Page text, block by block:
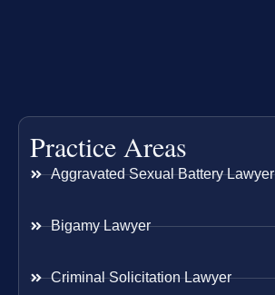
Practice Areas
Aggravated Sexual Battery Lawyer
Bigamy Lawyer
Criminal Solicitation Lawyer